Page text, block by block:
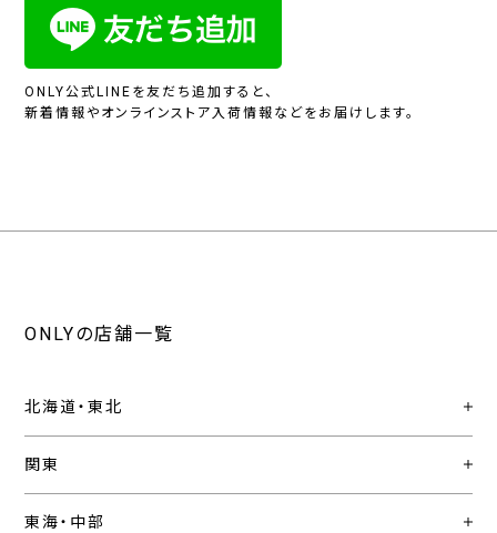
ONLY公式LINEを友だち追加すると、
新着情報やオンラインストア入荷情報などをお届けします。
ONLYの店舗一覧
北海道・東北
関東
東海・中部